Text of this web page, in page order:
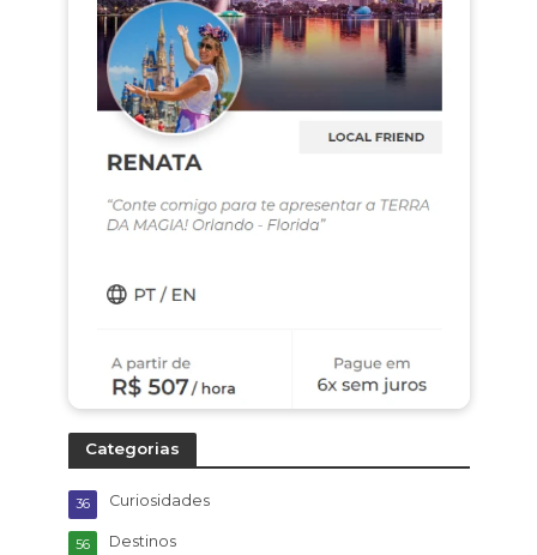
Categorias
Curiosidades
36
Destinos
56